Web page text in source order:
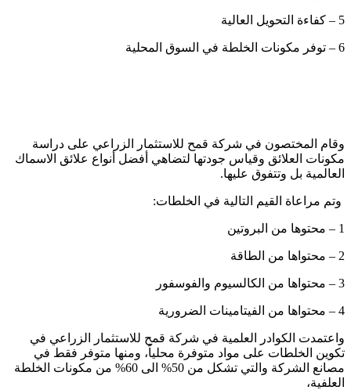
5 – كفاءة التحويل العالية
6 – توفر مكونات الخلطة في السوق المحلية
وقام المختصون في شركة قمح للاستثمار الزراعي على دراسة
مكونات العلائق وقياس جودتها لتضاهي أفضل أنواع علائق الاسماك
العالمية بل وتتفوق عليها.
وتم مراعاة القيم التالية في الخلطات:
1 – محتوها من البروتين
2 – محتواها من الطاقة
3 – محتواها من الكالسيوم والفوسفور
4 – محتواها من الفيتامينات الضرورية
واعتمدت الكوادر العلمية في شركة قمح للاستثمار الزراعي في
تكوين الخلطات على مواد متوفرة محلياً، ومنها متوفر فقط في
مصانع الشركة والتي تشكل من 50% الى 60% من مكونات الخلطة
العلفية،